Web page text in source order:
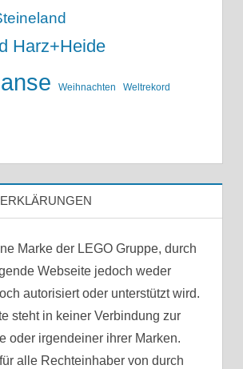
Harz+Heide
Weihnachten Weltrekord
Marke der LEGO Gruppe, durch
Webseite jedoch weder
autorisiert oder unterstützt wird.
steht in keiner Verbindung zur
oder irgendeiner ihrer Marken.
alle Rechteinhaber von durch